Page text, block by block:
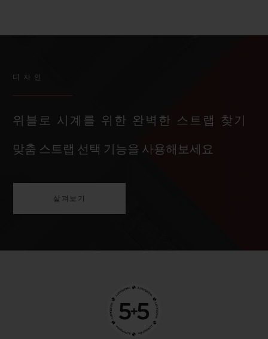
디자인
위블로 시계를 위한 완벽한 스트랩 찾기
맞춤 스트랩 선택 기능을 사용해보세요
살펴보기